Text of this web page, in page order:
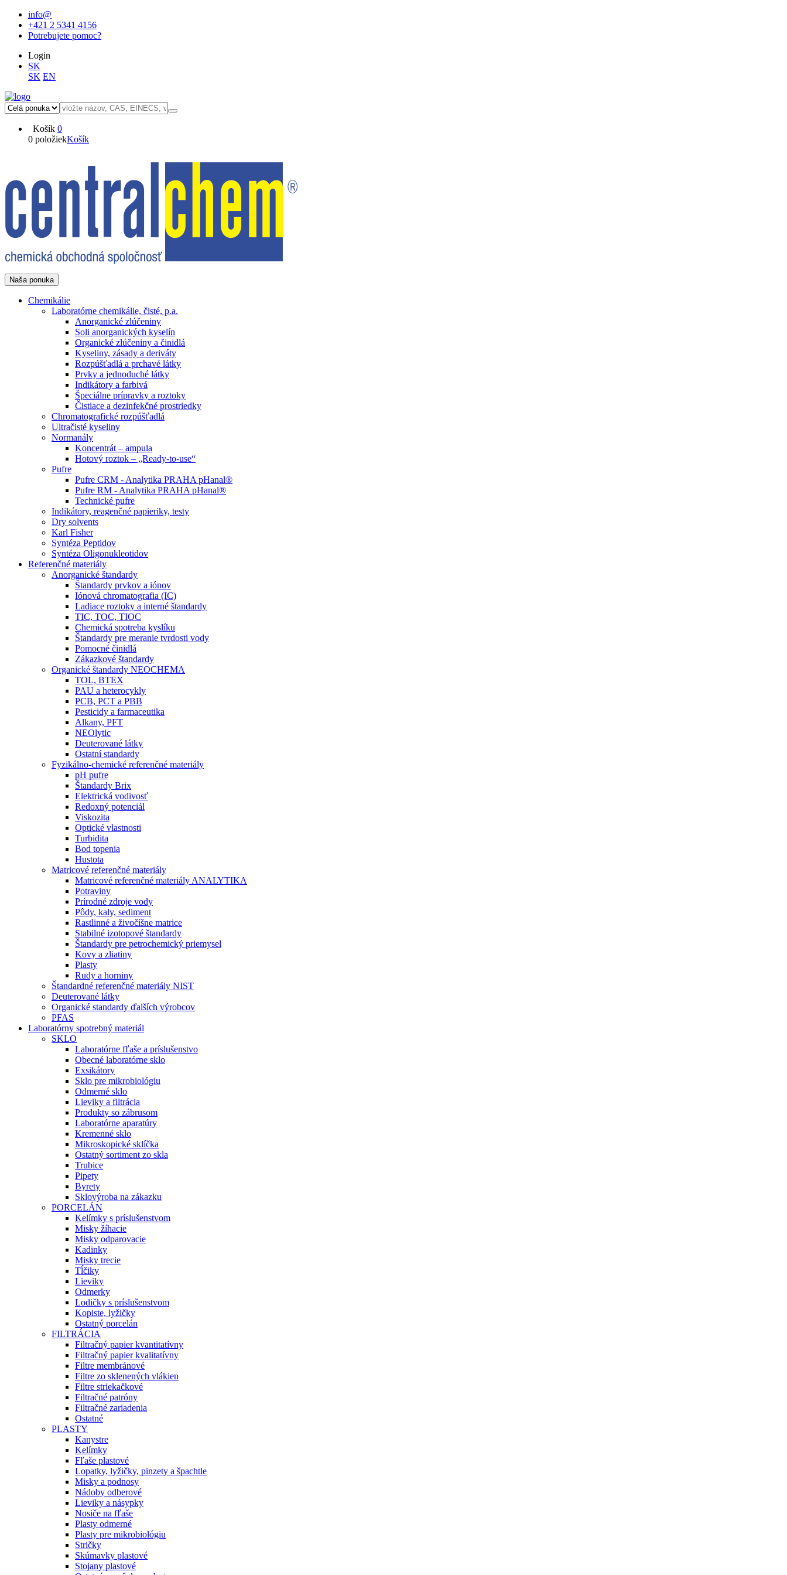
info@
+421 2 5341 4156
Potrebujete pomoc?
Login
SK
SK EN
Košík 0
0 položiekKošík
Naša ponuka
Chemikálie
Laboratórne chemikálie, čisté, p.a.
Anorganické zlúčeniny
Soli anorganických kyselín
Organické zlúčeniny a činidlá
Kyseliny, zásady a deriváty
Rozpúšťadlá a prchavé látky
Prvky a jednoduché látky
Indikátory a farbivá
Špeciálne prípravky a roztoky
Čistiace a dezinfekčné prostriedky
Chromatografické rozpúšťadlá
Ultračisté kyseliny
Normanály
Koncentrát – ampula
Hotový roztok – „Ready-to-use“
Pufre
Pufre CRM - Analytika PRAHA pHanal®
Pufre RM - Analytika PRAHA pHanal®
Technické pufre
Indikátory, reagenčné papieriky, testy
Dry solvents
Karl Fisher
Syntéza Peptidov
Syntéza Oligonukleotidov
Referenčné materiály
Anorganické štandardy
Štandardy prvkov a iónov
Iónová chromatografia (IC)
Ladiace roztoky a interné štandardy
TIC, TOC, TIOC
Chemická spotreba kyslíku
Štandardy pre meranie tvrdosti vody
Pomocné činidlá
Zákazkové štandardy
Organické štandardy NEOCHEMA
TOL, BTEX
PAU a heterocykly
PCB, PCT a PBB
Pesticidy a farmaceutika
Alkany, PFT
NEOlytic
Deuterované látky
Ostatní standardy
Fyzikálno-chemické referenčné materiály
pH pufre
Štandardy Brix
Elektrická vodivosť
Redoxný potenciál
Viskozita
Optické vlastnosti
Turbidita
Bod topenia
Hustota
Matricové referenčné materiály
Matricové referenčné materiály ANALYTIKA
Potraviny
Prírodné zdroje vody
Pôdy, kaly, sediment
Rastlinné a živočíšne matrice
Stabilné izotopové štandardy
Štandardy pre petrochemický priemysel
Kovy a zliatiny
Plasty
Rudy a horniny
Štandardné referenčné materiály NIST
Deuterované látky
Organické standardy ďalších výrobcov
PFAS
Laboratórny spotrebný materiál
SKLO
Laboratórne fľaše a príslušenstvo
Obecné laboratórne sklo
Exsikátory
Sklo pre mikrobiológiu
Odmerné sklo
Lieviky a filtrácia
Produkty so zábrusom
Laboratórne aparatúry
Kremenné sklo
Mikroskopické sklíčka
Ostatný sortiment zo skla
Trubice
Pipety
Byrety
Sklovýroba na zákazku
PORCELÁN
Kelímky s príslušenstvom
Misky žíhacie
Misky odparovacie
Kadinky
Misky trecie
Tĺčiky
Lieviky
Odmerky
Lodičky s príslušenstvom
Kopiste, lyžičky
Ostatný porcelán
FILTRÁCIA
Filtračný papier kvantitatívny
Filtračný papier kvalitatívny
Filtre membránové
Filtre zo sklenených vlákien
Filtre striekačkové
Filtračné patróny
Filtračné zariadenia
Ostatné
PLASTY
Kanystre
Kelímky
Fľaše plastové
Lopatky, lyžičky, pinzety a špachtle
Misky a podnosy
Nádoby odberové
Lieviky a násypky
Nosiče na fľaše
Plasty odmerné
Plasty pre mikrobiológiu
Stričky
Skúmavky plastové
Stojany plastové